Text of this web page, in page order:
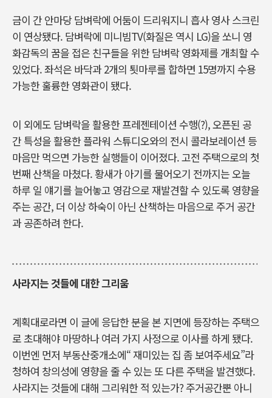
금이 간 안마당 담벼락에 어둠이 드리워지니 흡사 영사 스크린
이 연상됐다. 담벼락에 미니빔TV(화질은 역시 LG)을 쏘니 영
화감독의 꿈을 접은 친구들을 위한 담벼락 영화제를 개최할 수
있었다. 좌석은 바닥과 2개의 툇마루를 합하면 15명까지 수용
가능한 훌륭한 영화관이 됐다.
이 외에도 담벼락을 활용한 프레젠테이션 수행(?), 오픈된 공
간 특성을 활용한 플라워 스튜디오와의 전시 콜라보레이션 등
마음만 먹으면 가능한 실행들이 이어졌다. 고전 주택으로의 첫
번째 산책을 마쳤다. 황새가 아기를 물어오기 전까지는 오늘
하루 일 얘기를 늘어놓고 영감으로 재발견할 수 있도록 영향을
주는 공간, 더 이상 하숙이 아닌 산책하는 마음으로 주거 공간
과 공존하려 한다.
사라지는 것들에 대한 그리움
계획대로라면 이 글에 응답한 분을 본 지면에 등장하는 주택으
로 초대해야 마땅하나 여러 가지 사정으로 이사를 하게 됐다.
이번엔 먼저 부동산중개소에“ 재미있는 집 좀 보여주세요”라
청하여 창의성에 영향을 줄 수 있는 또 다른 주택을 발견했다.
사라지는 것들에 대해 그리워한 적 있는가? 주거공간뿐 아니